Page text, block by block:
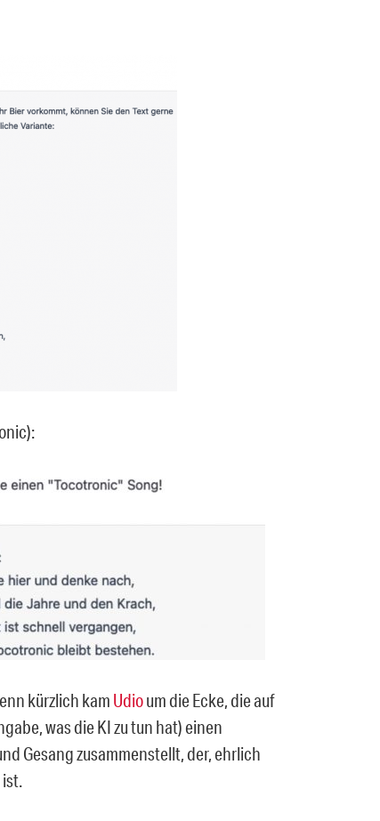
kürzlich kam Udioum die Ecke, die auf
was die KI zu tun hat) einen
Gesang zusammenstellt, der, ehrlich